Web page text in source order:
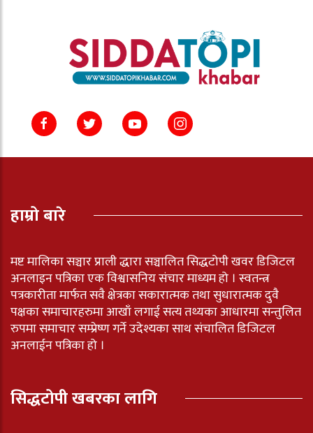
हाम्रो बारे
मष्ट मालिका सञ्चार प्राली द्धारा सञ्चालित सिद्धटोपी खवर डिजिटल
अनलाइन पत्रिका एक विश्वासनिय संचार माध्यम हो । स्वतन्त्र
पत्रकारीता मार्फत सवै क्षेत्रका सकारात्मक तथा सुधारात्मक दुवै
पक्षका समाचारहरुमा आखाँ लगाई सत्य तथ्यका आधारमा सन्तुलित
रुपमा समाचार सम्प्रेष्ण गर्ने उदेश्यका साथ संचालित डिजिटल
अनलाईन पत्रिका हो ।
सिद्धटोपी खबरका लागि